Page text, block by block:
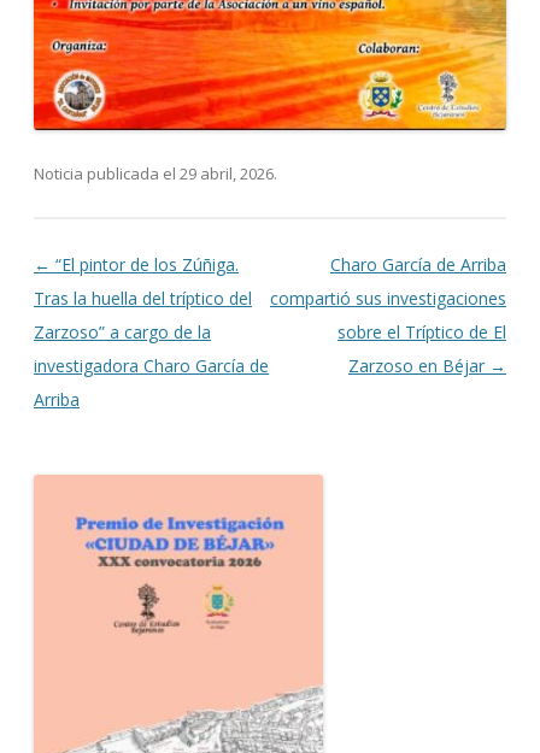
Noticia publicada el 29 abril, 2026.
Navegación de entradas
← “El pintor de los Zúñiga.
Tras la huella del tríptico del
Zarzoso” a cargo de la
investigadora Charo García de
Arriba
Charo García de Arriba
compartió sus investigaciones
sobre el Tríptico de El
Zarzoso en Béjar →